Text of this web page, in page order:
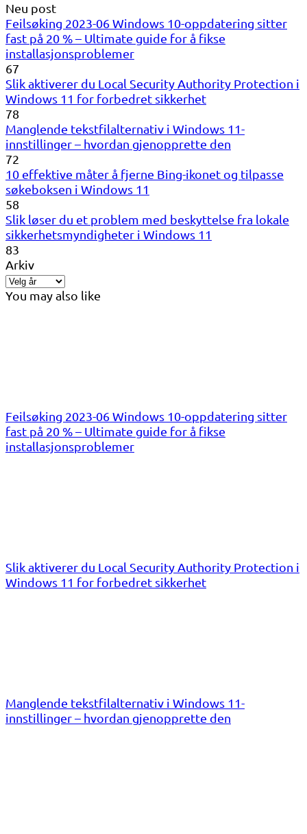
Neu post
Feilsøking 2023-06 Windows 10-oppdatering sitter
fast på 20 % – Ultimate guide for å fikse
installasjonsproblemer
67
Slik aktiverer du Local Security Authority Protection i
Windows 11 for forbedret sikkerhet
78
Manglende tekstfilalternativ i Windows 11-
innstillinger – hvordan gjenopprette den
72
10 effektive måter å fjerne Bing-ikonet og tilpasse
søkeboksen i Windows 11
58
Slik løser du et problem med beskyttelse fra lokale
sikkerhetsmyndigheter i Windows 11
83
Arkiv
You may also like
Feilsøking 2023-06 Windows 10-oppdatering sitter
fast på 20 % – Ultimate guide for å fikse
installasjonsproblemer
Slik aktiverer du Local Security Authority Protection i
Windows 11 for forbedret sikkerhet
Manglende tekstfilalternativ i Windows 11-
innstillinger – hvordan gjenopprette den